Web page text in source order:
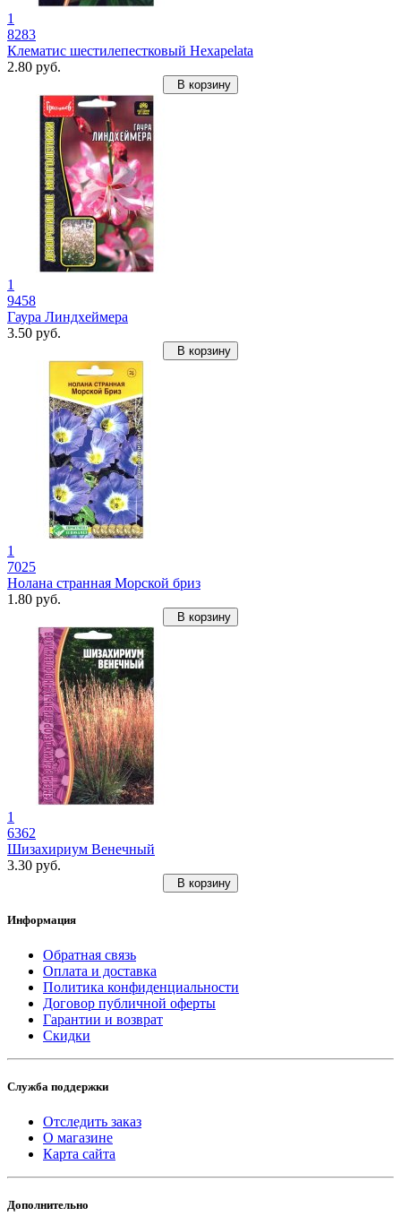
1
8283
Клематис шестилепестковый Hexapelata
2.80 руб.
В корзину
1
9458
Гаура Линдхеймера
3.50 руб.
В корзину
1
7025
Нолана странная Морской бриз
1.80 руб.
В корзину
1
6362
Шизахириум Венечный
3.30 руб.
В корзину
Информация
Обратная связь
Оплата и доставка
Политика конфиденциальности
Договор публичной оферты
Гарантии и возврат
Скидки
Служба поддержки
Отследить заказ
О магазине
Карта сайта
Дополнительно